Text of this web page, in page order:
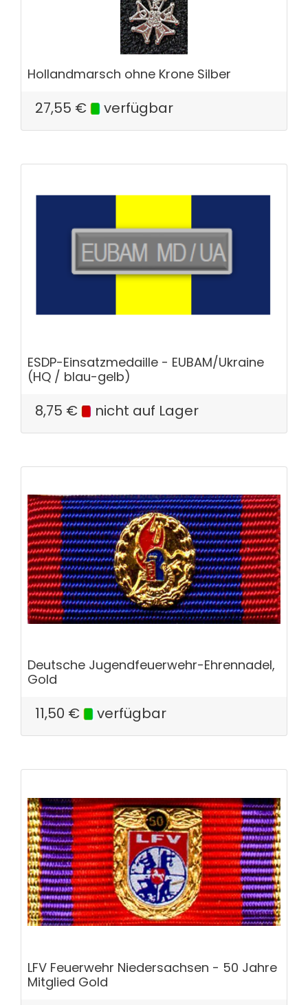
Hollandmarsch ohne Krone Silber
27,55 € verfügbar
ESDP-Einsatzmedaille - EUBAM/Ukraine
(HQ / blau-gelb)
8,75 € nicht auf Lager
Deutsche Jugendfeuerwehr-Ehrennadel,
Gold
11,50 € verfügbar
LFV Feuerwehr Niedersachsen - 50 Jahre
Mitglied Gold